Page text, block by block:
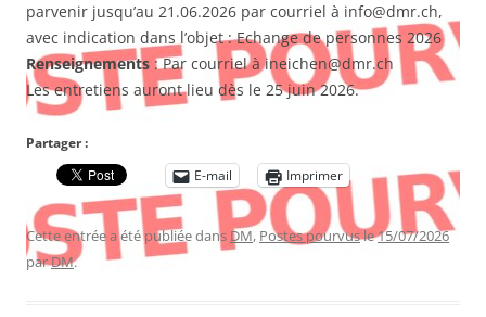
parvenir jusqu’au 21.06.2026 par courriel à info@dmr.ch,
avec indication dans l’objet : Echange de personnes 2026
Renseignements : Par courriel à ineichen@dmr.ch
Les entretiens auront lieu dès le 25 juin 2026.
Partager :
E-mail
Imprimer
Cette entrée a été publiée dans DM, Postes pourvusle15/07/2026
parDM.